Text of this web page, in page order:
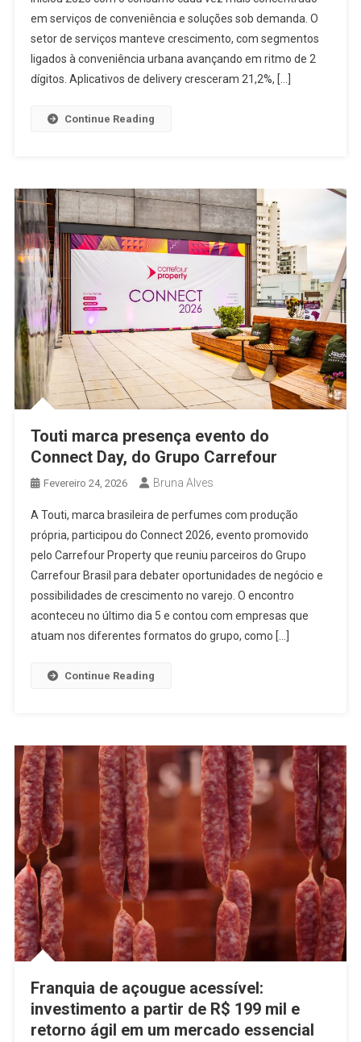
em serviços de conveniência e soluções sob demanda. O
setor de serviços manteve crescimento, com segmentos
ligados à conveniência urbana avançando em ritmo de 2
dígitos. Aplicativos de delivery cresceram 21,2%, […]
Continue Reading
Touti marca presença evento do
Connect Day, do Grupo Carrefour
Fevereiro 24, 2026 Bruna Alves
A Touti, marca brasileira de perfumes com produção
própria, participou do Connect 2026, evento promovido
pelo Carrefour Property que reuniu parceiros do Grupo
Carrefour Brasil para debater oportunidades de negócio e
possibilidades de crescimento no varejo. O encontro
aconteceu no último dia 5 e contou com empresas que
atuam nos diferentes formatos do grupo, como […]
Continue Reading
Franquia de açougue acessível:
investimento a partir de R$ 199 mil e
retorno ágil em um mercado essencial